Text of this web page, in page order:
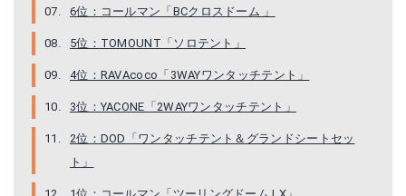
6位：コールマン「BCクロスドーム 」
5位：TOMOUNT「ソロテント」
4位：RAVAcoco「3WAYワンタッチテント」
3位：YACONE「2WAYワンタッチテント」
2位：DOD「ワンタッチテント＆グランドシートセッ
ト」
RAVAcoco「3WAYワンタッチテント」
Amazonで詳細を見る
YACONE「2WAYワンタッチテント」
Amazonで詳細を見る